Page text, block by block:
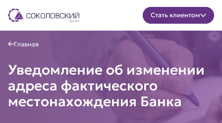
Стать клиентом
Главная
Уведомление об изменении
адреса фактического
местонахождения Банка